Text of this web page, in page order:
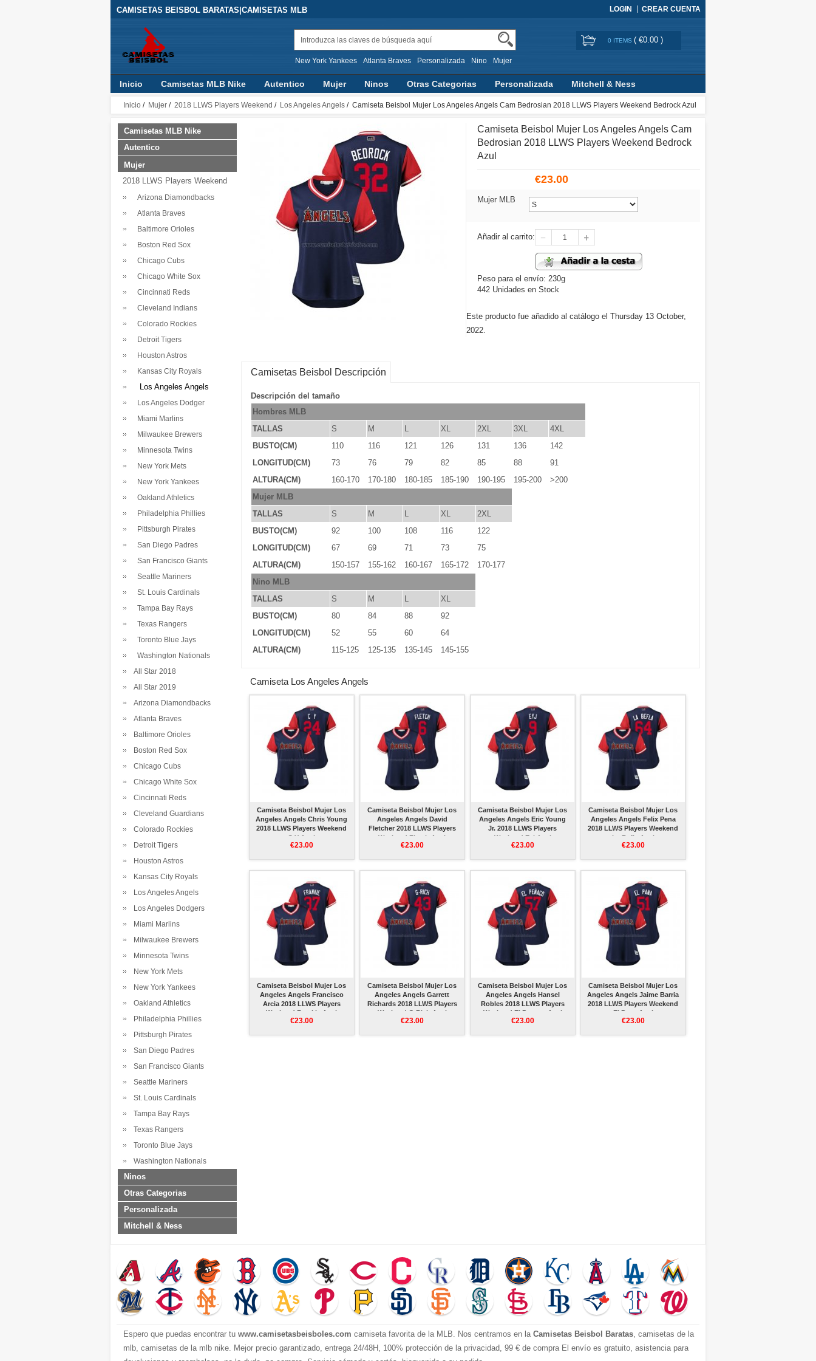
CAMISETAS BEISBOL BARATAS|CAMISETAS MLB LOGIN CREAR CUENTA
New York Yankees Atlanta Braves Personalizada Nino Mujer
0 ITEMS ( €0.00 )
Inicio Camisetas MLB Nike Autentico Mujer Ninos Otras Categorias Personalizada Mitchell & Ness
Inicio / Mujer / 2018 LLWS Players Weekend / Los Angeles Angels / Camiseta Beisbol Mujer Los Angeles Angels Cam Bedrosian 2018 LLWS Players Weekend Bedrock Azul
Camisetas MLB Nike
Autentico
Mujer
2018 LLWS Players Weekend
Arizona Diamondbacks
Atlanta Braves
Baltimore Orioles
Boston Red Sox
Chicago Cubs
Chicago White Sox
Cincinnati Reds
Cleveland Indians
Colorado Rockies
Detroit Tigers
Houston Astros
Kansas City Royals
Los Angeles Angels
Los Angeles Dodger
Miami Marlins
Milwaukee Brewers
Minnesota Twins
New York Mets
New York Yankees
Oakland Athletics
Philadelphia Phillies
Pittsburgh Pirates
San Diego Padres
San Francisco Giants
Seattle Mariners
St. Louis Cardinals
Tampa Bay Rays
Texas Rangers
Toronto Blue Jays
Washington Nationals
All Star 2018
All Star 2019
Arizona Diamondbacks
Atlanta Braves
Baltimore Orioles
Boston Red Sox
Chicago Cubs
Chicago White Sox
Cincinnati Reds
Cleveland Guardians
Colorado Rockies
Detroit Tigers
Houston Astros
Kansas City Royals
Los Angeles Angels
Los Angeles Dodgers
Miami Marlins
Milwaukee Brewers
Minnesota Twins
New York Mets
New York Yankees
Oakland Athletics
Philadelphia Phillies
Pittsburgh Pirates
San Diego Padres
San Francisco Giants
Seattle Mariners
St. Louis Cardinals
Tampa Bay Rays
Texas Rangers
Toronto Blue Jays
Washington Nationals
Ninos
Otras Categorias
Personalizada
Mitchell & Ness
Camiseta Beisbol Mujer Los Angeles Angels Cam
Bedrosian 2018 LLWS Players Weekend Bedrock
Azul
€23.00
Mujer MLB
Añadir al carrito:
Peso para el envío: 230g
442 Unidades en Stock
Este producto fue añadido al catálogo el Thursday 13 October,
2022.
Camisetas Beisbol Descripción
Descripción del tamaño
Hombres MLB
TALLAS
S M L XL 2XL 3XL
4XL
BUSTO(CM)
110 116 121 126 131 136
142
LONGITUD(CM)
73 76 79 82 85 88
91
ALTURA(CM)
160-170 170-180 180-185 185-190 190-195 195-200
>200
Mujer MLB
TALLAS
S M L XL
2XL
BUSTO(CM)
92 100 108 116
122
LONGITUD(CM)
67 69 71 73
75
ALTURA(CM)
150-157 155-162 160-167 165-172
170-177
Nino MLB
TALLAS
S M L
XL
BUSTO(CM)
80 84 88
92
LONGITUD(CM)
52 55 60
64
ALTURA(CM)
115-125 125-135 135-145 145-155
Camiseta Los Angeles Angels
Camiseta Beisbol Mujer Los
Angeles Angels Chris Young
2018 LLWS Players Weekend
C Y Azul
€23.00
Camiseta Beisbol Mujer Los
Angeles Angels David
Fletcher 2018 LLWS Players
Weekend Fletch Azul
€23.00
Camiseta Beisbol Mujer Los
Angeles Angels Eric Young
Jr. 2018 LLWS Players
Weekend Eyj Azul
€23.00
Camiseta Beisbol Mujer Los
Angeles Angels Felix Pena
2018 LLWS Players Weekend
La Befla Azul
€23.00
Camiseta Beisbol Mujer Los
Angeles Angels Francisco
Arcia 2018 LLWS Players
Weekend Frankie Azul
€23.00
Camiseta Beisbol Mujer Los
Angeles Angels Garrett
Richards 2018 LLWS Players
Weekend G Rich Azul
€23.00
Camiseta Beisbol Mujer Los
Angeles Angels Hansel
Robles 2018 LLWS Players
Weekend El Penaco Azul
€23.00
Camiseta Beisbol Mujer Los
Angeles Angels Jaime Barria
2018 LLWS Players Weekend
El Pana Azul
€23.00
Espero que puedas encontrar tu www.camisetasbeisboles.com camiseta favorita de la MLB. Nos centramos en la Camisetas Beisbol Baratas, camisetas de la
mlb, camisetas de la mlb nike. Mejor precio garantizado, entrega 24/48H, 100% protección de la privacidad, 99 € de compra El envío es gratuito, asistencia para